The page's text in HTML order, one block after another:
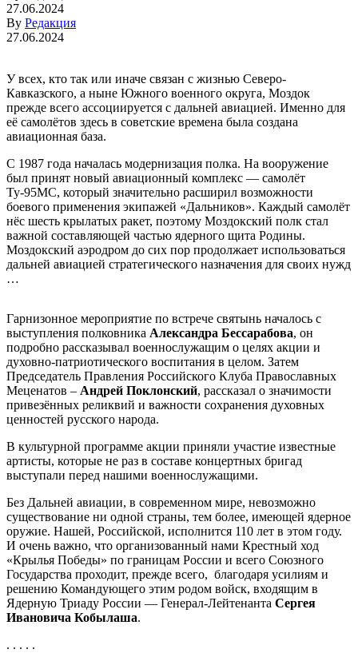
27.06.2024
By Редакция
27.06.2024
У всех, кто так или иначе связан с жизнью Северо-
Кавказского, а ныне Южного военного округа, Моздок
прежде всего ассоциируется с дальней авиацией. Именно для
её самолётов здесь в советские времена была создана
авиационная база.
С 1987 года началась модернизация полка. На вооружение
был принят новый авиационный комплекс — самолёт
Ту-95МС, который значительно расширил возможности
боевого применения экипажей «Дальников». Каждый самолёт
нёс шесть крылатых ракет, поэтому Моздокский полк стал
важной составляющей частью ядерного щита Родины.
Моздокский аэродром до сих пор продолжает использоваться
дальней авиацией стратегического назначения для своих нужд
…
Гарнизонное мероприятие по встрече святынь началось с
выступления полковника Александра Бессарабова, он
подробно рассказывал военнослужащим о целях акции и
духовно-патриотического воспитания в целом. Затем
Председатель Правления Российского Клуба Православных
Меценатов – Андрей Поклонский, рассказал о значимости
привезённых реликвий и важности сохранения духовных
ценностей русского народа.
В культурной программе акции приняли участие известные
артисты, которые не раз в составе концертных бригад
выступали перед нашими военнослужащими.
Без Дальней авиации, в современном мире, невозможно
существование ни одной страны, тем более, имеющей ядерное
оружие. Нашей, Российской, исполнится 110 лет в этом году.
И очень важно, что организованный нами Крестный ход
«Крылья Победы» по границам России и всего Союзного
Государства проходит, прежде всего, благодаря усилиям и
решению Командующего этим родом войск, входящим в
Ядерную Триаду России — Генерал-Лейтенанта Сергея
Ивановича Кобылаша.
. . . . .